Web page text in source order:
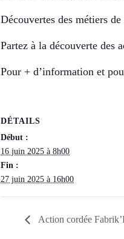
Découvertes des métiers
Partez à la découverte des
Pour + d’information et
DÉTAILS
Début :
16 juin 2025 à 8h00
Fin :
27 juin 2025 à 16h00
Action cordée